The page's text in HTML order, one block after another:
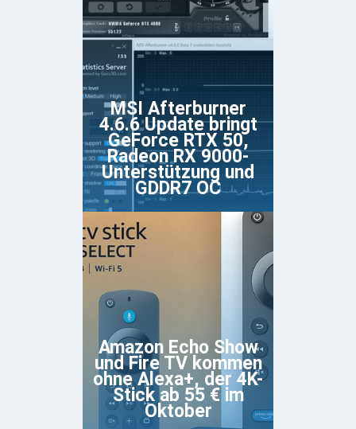
MSI Afterburner
4.6.6 Update bringt
GeForce RTX 50,
Radeon RX 9000-
Unterstützung und
GDDR7 OC
Amazon Echo Show
und Fire TV kommen
ohne Alexa+, der 4K-
Stick ab 55 € im
Oktober